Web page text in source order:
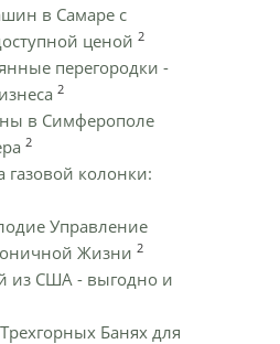
в Самаре с
ценой 2
перегородки -
2
в Симферополе
2
газовой колонки:
Управление
Жизни 2
из США - выгодно и
Банях для